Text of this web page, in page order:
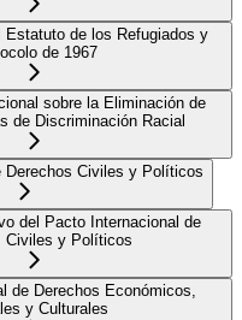
Estatuto de los Refugiados y
de 1967
sobre la Eliminación de
de Discriminación Racial
Derechos Civiles y Políticos
del Pacto Internacional de
Civiles y Políticos
de Derechos Económicos,
y Culturales